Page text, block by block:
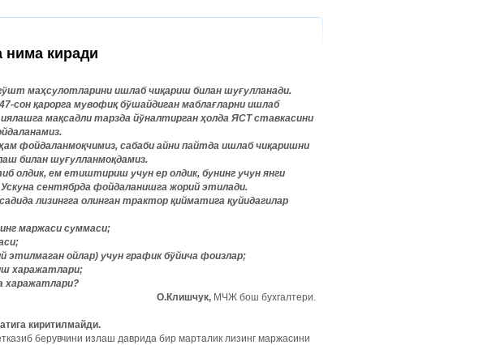
нима киради
маҳсулотларини ишлаб чиқариш билан шуғулланади.
сон қарорга мувофиқ бўшайдиган маблағларни ишлаб
мақсадли тарзда йўналтирган ҳолда ЯСТ ставкасини
фойдаланмоқчимиз, сабаби айни пайтда ишлаб чиқаришни
билан шуғулланмоқдамиз.
олдик, ем етиштириш учун ер олдик, бунинг учун янги
сентябрда фойдаланишга жорий этилади.
лизингга олинган трактор қийматига қуйидагилар
маржаси суммаси;
этилмаган ойлар) учун график бўйича фоизлар;
харажатлари;
харажатлари?
О.Клишчук, МЧЖ бош бухгалтери.
киритилмайди.
берувчини излаш даврида бир марталик лизинг маржасини